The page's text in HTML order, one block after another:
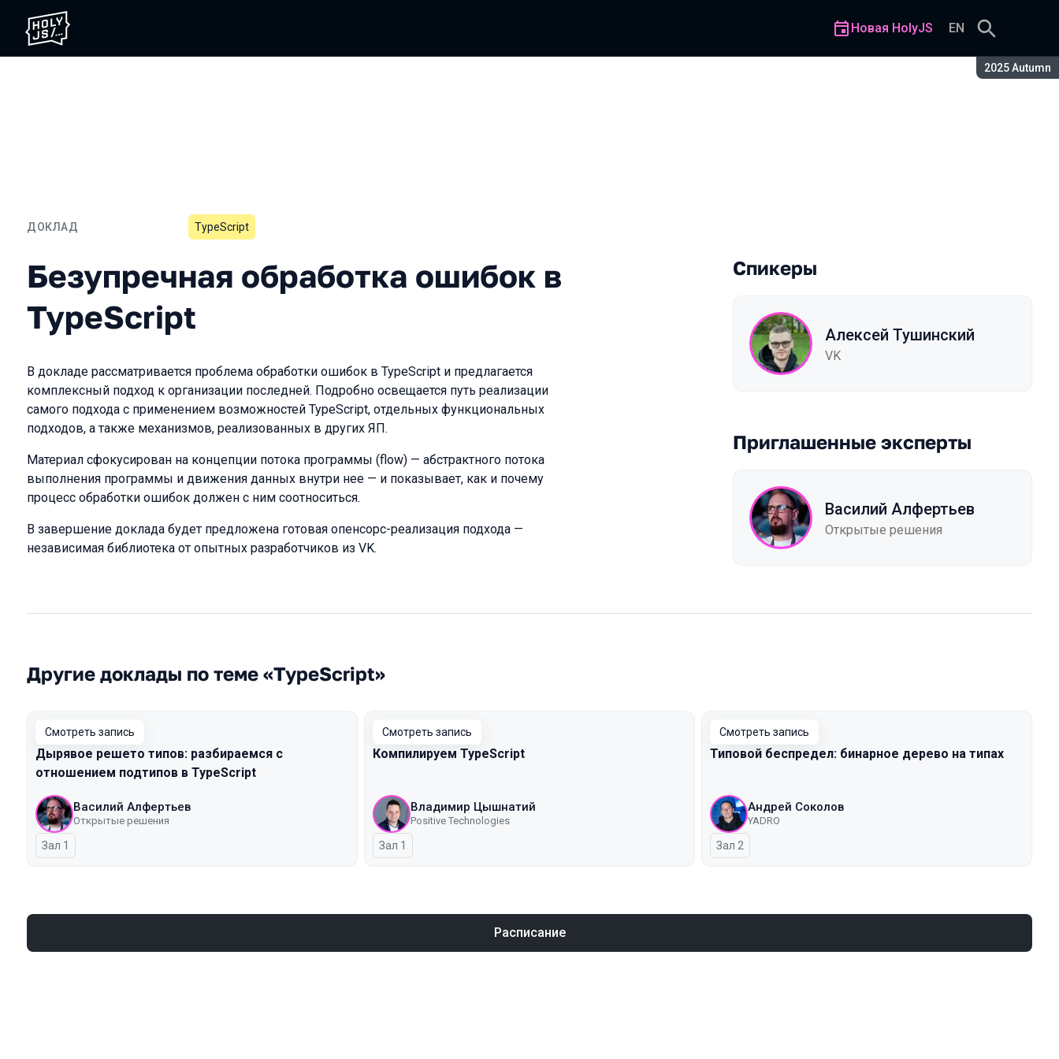
Сезон:
2025 Autumn
Новая HolyJS EN
ДОКЛАД
Безупречная обработка ошибок в TypeScript
TypeScript
Безупречная обработка ошибок в
TypeScript
В докладе рассматривается проблема обработки ошибок в TypeScript и предлагается
комплексный подход к организации последней. Подробно освещается путь реализации
самого подхода с применением возможностей TypeScript, отдельных функциональных
подходов, а также механизмов, реализованных в других ЯП.
Материал сфокусирован на концепции потока программы (flow) — абстрактного потока
выполнения программы и движения данных внутри нее — и показывает, как и почему
процесс обработки ошибок должен с ним соотноситься.
В завершение доклада будет предложена готовая опенсорс-реализация подхода —
независимая библиотека от опытных разработчиков из VK.
Спикеры
Алексей Тушинский
VK
Приглашенные эксперты
Василий Алфертьев
Открытые решения
Другие доклады по теме «TypeScript»
Смотреть запись
Дырявое решето типов: разбираемся с
отношением подтипов в TypeScript
Василий Алфертьев
Открытые решения
Зал 1
Смотреть запись
Компилируем TypeScript
Владимир Цышнатий
Positive Technologies
Зал 1
Смотреть запись
Типовой беспредел: бинарное дерево на типах
Андрей Соколов
YADRO
Зал 2
Расписание